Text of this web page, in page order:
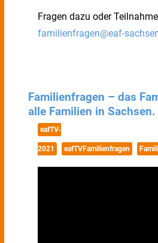
Fragen dazu oder
familienfragen@eaf-
Familienfragen – das
alle Familien in Sachsen.
eafTV-
2021 eafTVFamilienfragen